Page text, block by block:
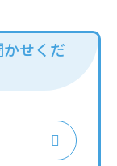
せくだ